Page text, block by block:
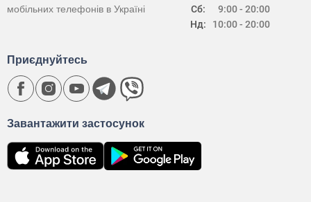
Сб:
Нд:
9:00 - 20:00
10:00 - 20:00
мобільних телефонів в Україні
Завантажити застосунок
Приєднуйтесь